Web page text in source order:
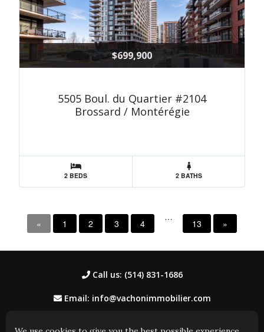
$699,900
5505 Boul. du Quartier #2104
Brossard / Montérégie
2 BEDS 2 BATHS
« 1 2 3 4
…
13 »
Call us: (514) 831-1686
Email: info@vachonimmobilier.com